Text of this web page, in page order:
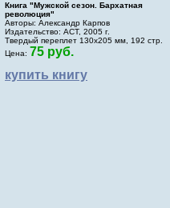
Книга "Мужской сезон. Бархатная
революция"
Авторы: Александр Карпов
Издательство: АСТ, 2005 г.
Твердый переплет 130х205 мм, 192 стр.
Цена: 75 руб.
купить книгу